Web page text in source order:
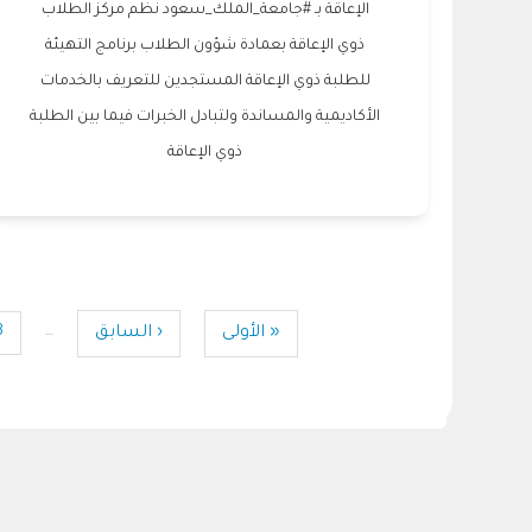
الإعاقة بـ #جامعة_الملك_سعود نظم مركز الطلاب
ذوي الإعاقة بعمادة شؤون الطلاب برنامج التهيئة
للطلبة ذوي الإعاقة المستجدين للتعريف بالخدمات
الأكاديمية والمساندة ولتبادل الخبرات فيما بين الطلبة
ذوي الإعاقة
First
« الأولى
Previous
‹ السابق …